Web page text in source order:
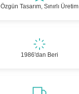
Özgün Tasarım, Sınırlı Üretim
1986'dan Beri